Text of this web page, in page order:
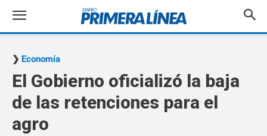
Economía
El Gobierno oficializó la baja
de las retenciones para el
agro